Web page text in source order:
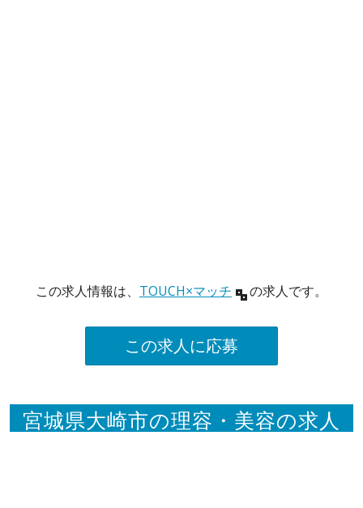
この求人情報は、 TOUCH×マッチ の求人です。
この求人に応募
宮城県大崎市の理容・美容の求人